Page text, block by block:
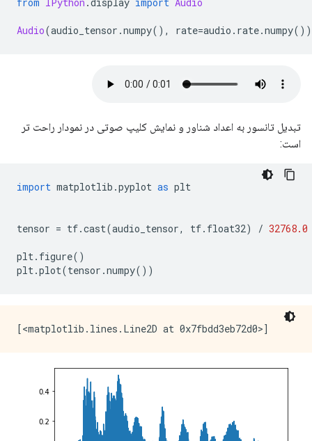
Audio(audio_tensor .numpy(), rate=audio . rate.numpy())
تبدیل تانسور به اعداد شناور و نمایش کلیپ صوتی در نمودار راحت تر
است:
import matplotlib .pyplot as plt
tensor = tf.cast(audio_tensor, tf. float32) / 32768.0
plt. figure()
plt.plot(tensor .numpy())